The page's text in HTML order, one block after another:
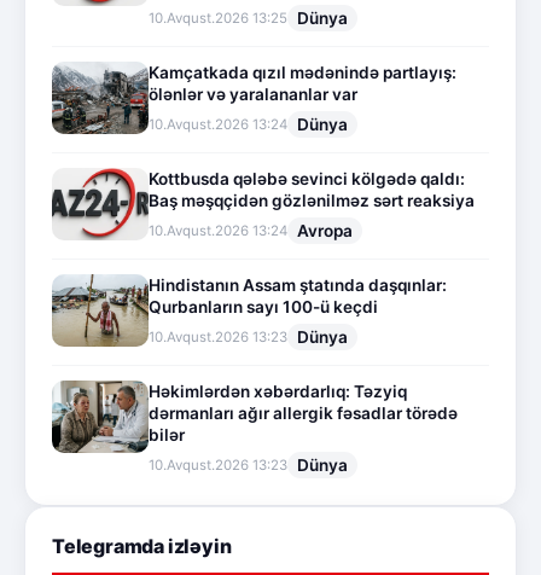
10.Avqust.2026 13:25 Dünya
Kamçatkada qızıl mədənində partlayış:
ölənlər və yaralananlar var
10.Avqust.2026 13:24 Dünya
Kottbusda qələbə sevinci kölgədə qaldı:
Baş məşqçidən gözlənilməz sərt reaksiya
10.Avqust.2026 13:24 Avropa
Hindistanın Assam ştatında daşqınlar:
Qurbanların sayı 100-ü keçdi
10.Avqust.2026 13:23 Dünya
Həkimlərdən xəbərdarlıq: Təzyiq
dərmanları ağır allergik fəsadlar törədə
bilər
10.Avqust.2026 13:23 Dünya
Telegramda izləyin